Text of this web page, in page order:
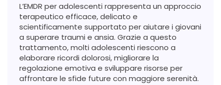
L’EMDR per adolescenti rappresenta un approccio
terapeutico efficace, delicato e
scientificamente supportato per aiutare i giovani
a superare traumi e ansia. Grazie a questo
trattamento, molti adolescenti riescono a
elaborare ricordi dolorosi, migliorare la
regolazione emotiva e sviluppare risorse per
affrontare le sfide future con maggiore serenità.